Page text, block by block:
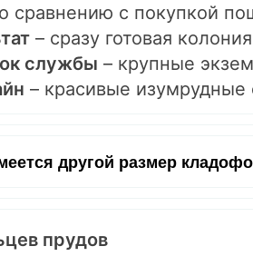
сравнению с покупкой
– сразу готовая
службы – крупные
– красивые
другой размер
прудов